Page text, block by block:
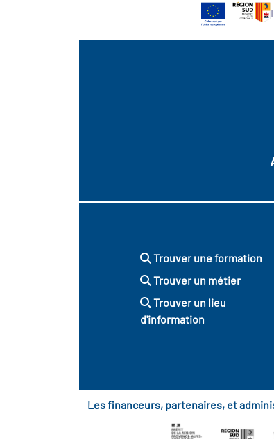
Trouver une formation
Trouver un métier
Trouver un lieu
d'information
Les financeurs, partenaires, et